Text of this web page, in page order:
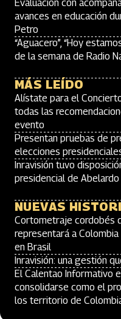
Evaluación con
avances en educación
Petro
“Aguacero”, “Hoy
de la semana de Radio
MÁS LEÍDO
Alístate para el
todas las
evento
Presentan pruebas de
elecciones
Inravisión tuvo
presidencial de
NUEVAS
Cortometraje cordobés
representará a
en Brasil
Inravisión: una gestión
El Calentao Informativo
consolidarse como el
los territorio de